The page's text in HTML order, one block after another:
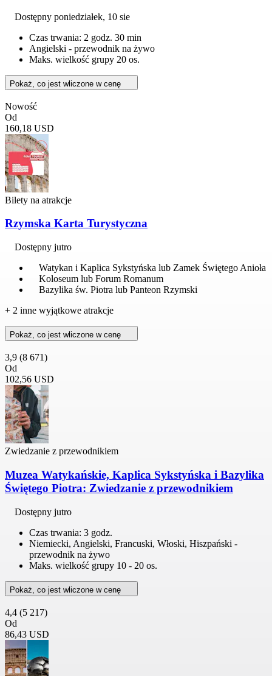
Dostępny poniedziałek, 10 sie
Czas trwania: 2 godz. 30 min
Angielski - przewodnik na żywo
Maks. wielkość grupy 20 os.
Pokaż, co jest wliczone w cenę
Nowość
Od
160,18 USD
Bilety na atrakcje
Rzymska Karta Turystyczna
Dostępny jutro
Watykan i Kaplica Sykstyńska lub Zamek Świętego Anioła
Koloseum lub Forum Romanum
Bazylika św. Piotra lub Panteon Rzymski
+ 2 inne wyjątkowe atrakcje
Pokaż, co jest wliczone w cenę
3,9 (8 671)
Od
102,56 USD
Zwiedzanie z przewodnikiem
Muzea Watykańskie, Kaplica Sykstyńska i Bazylika
Świętego Piotra: Zwiedzanie z przewodnikiem
Dostępny jutro
Czas trwania: 3 godz.
Niemiecki, Angielski, Francuski, Włoski, Hiszpański -
przewodnik na żywo
Maks. wielkość grupy 10 - 20 os.
Pokaż, co jest wliczone w cenę
4,4 (5 217)
Od
86,43 USD